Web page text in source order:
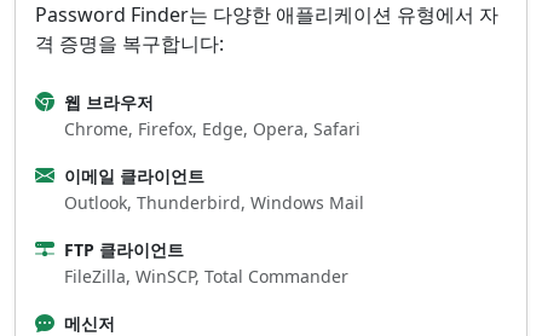
Password Finder는 다양한 애플리케이션 유형에서 자
격 증명을 복구합니다:
웹 브라우저
Chrome, Firefox, Edge, Opera, Safari
이메일 클라이언트
Outlook, Thunderbird, Windows Mail
FTP 클라이언트
FileZilla, WinSCP, Total Commander
메신저